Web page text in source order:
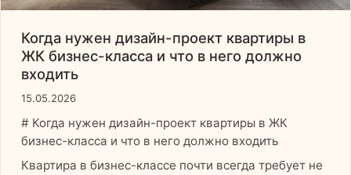
Когда нужен дизайн-проект квартиры в
ЖК бизнес-класса и что в него должно
входить
15.05.2026
# Когда нужен дизайн-проект квартиры в ЖК
бизнес-класса и что в него должно входить
Квартира в бизнес-классе почти всегда требует не